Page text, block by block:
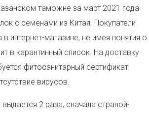
таможне за март 2021 года
с семенами из Китая. Покупатели
интернет-магазине, не имея понятия о
в карантинный список. На доставку
фитосанитарный сертификат,
вирусов.
2 раза, сначала страной-